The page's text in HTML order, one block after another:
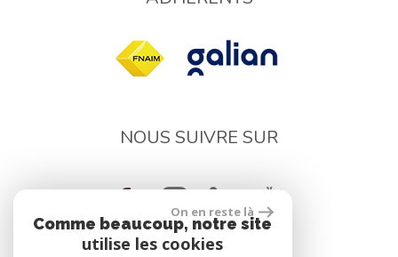
NOUS SUIVRE SUR
On en reste là
Comme beaucoup, notre site
utilise les cookies